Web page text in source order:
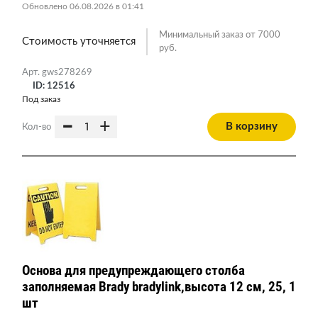
Арт. gws278269
ID: 12516
Обновлено 06.08.2026 в 01:41
Стоимость уточняется
Минимальный заказ от 7000
руб.
Под заказ
Кол-во - + В корзину
Основа для предупреждающего столба
заполняемая Brady bradylink,высота 12 см, 25, 1
шт